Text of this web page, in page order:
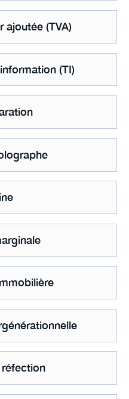
ajoutée (TVA)
(TI)
réfection